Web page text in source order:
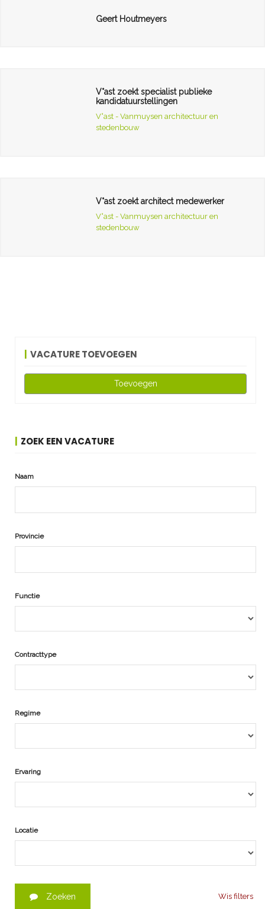
Geert Houtmeyers
V°ast zoekt specialist publieke
kandidatuurstellingen
V°ast - Vanmuysen architectuur en
stedenbouw
V°ast zoekt architect medewerker
V°ast - Vanmuysen architectuur en
stedenbouw
VACATURE TOEVOEGEN
Toevoegen
ZOEK EEN VACATURE
Naam
Provincie
Functie
Contracttype
Regime
Ervaring
Locatie
Zoeken Wis filters